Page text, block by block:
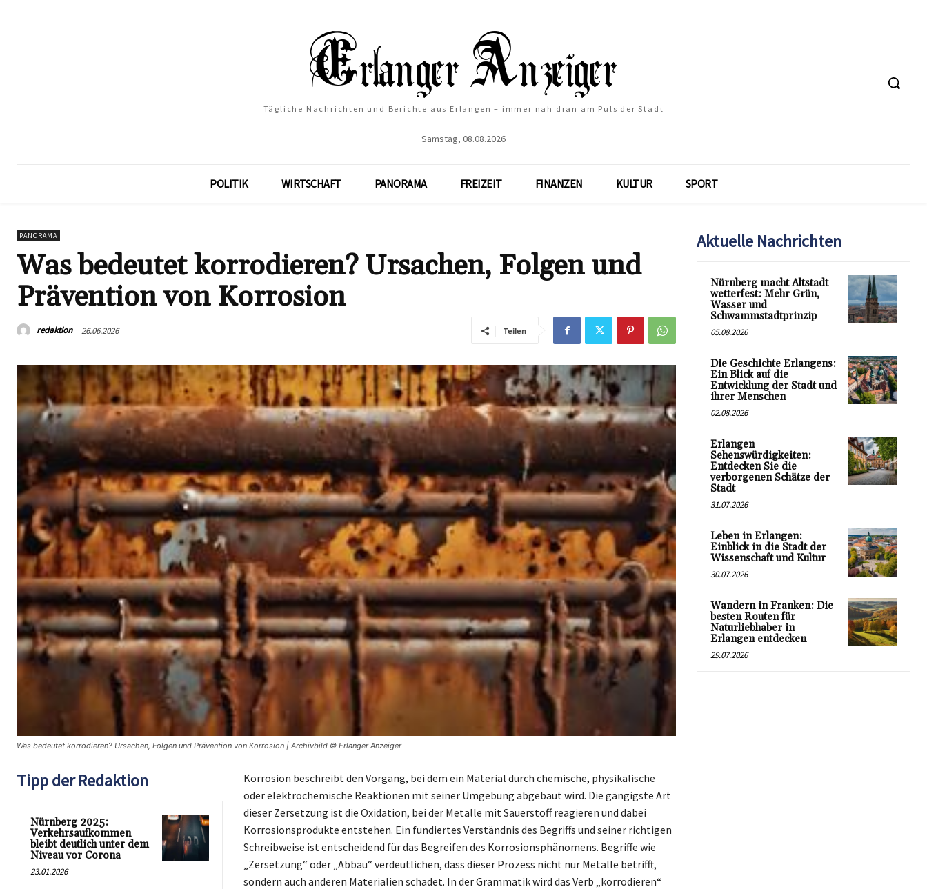
Tägliche Nachrichten und Berichte aus Erlangen – immer nah dran am Puls der Stadt
Samstag, 08.08.2026
POLITIK WIRTSCHAFT PANORAMA FREIZEIT FINANZEN KULTUR SPORT
PANORAMA
Was bedeutet korrodieren? Ursachen, Folgen und
Prävention von Korrosion
redaktion 26.06.2026 Teilen
Was bedeutet korrodieren? Ursachen, Folgen und Prävention von Korrosion | Archivbild © Erlanger Anzeiger
Tipp der Redaktion
Nürnberg 2025:
Verkehrsaufkommen
bleibt deutlich unter dem
Niveau vor Corona
23.01.2026
Korrosion beschreibt den Vorgang, bei dem ein Material durch chemische, physikalische
oder elektrochemische Reaktionen mit seiner Umgebung abgebaut wird. Die gängigste Art
dieser Zersetzung ist die Oxidation, bei der Metalle mit Sauerstoff reagieren und dabei
Korrosionsprodukte entstehen. Ein fundiertes Verständnis des Begriffs und seiner richtigen
Schreibweise ist entscheidend für das Begreifen des Korrosionsphänomens. Begriffe wie
„Zersetzung“ oder „Abbau“ verdeutlichen, dass dieser Prozess nicht nur Metalle betrifft,
sondern auch anderen Materialien schadet. In der Grammatik wird das Verb „korrodieren“
Aktuelle Nachrichten
Nürnberg macht Altstadt
wetterfest: Mehr Grün,
Wasser und
Schwammstadtprinzip
05.08.2026
Die Geschichte Erlangens:
Ein Blick auf die
Entwicklung der Stadt und
ihrer Menschen
02.08.2026
Erlangen
Sehenswürdigkeiten:
Entdecken Sie die
verborgenen Schätze der
Stadt
31.07.2026
Leben in Erlangen:
Einblick in die Stadt der
Wissenschaft und Kultur
30.07.2026
Wandern in Franken: Die
besten Routen für
Naturliebhaber in
Erlangen entdecken
29.07.2026